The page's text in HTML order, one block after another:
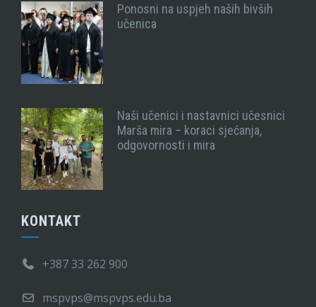
Ponosni na uspjeh naših bivših
učenica
Naši učenici i nastavnici učesnici
Marša mira – koraci sjećanja,
odgovornosti i mira
KONTAKT
+387 33 262 900
mspvps@mspvps.edu.ba